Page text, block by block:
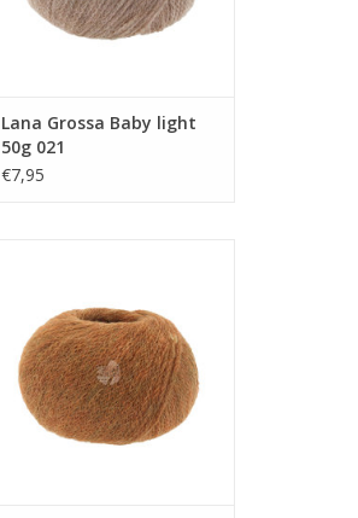
Lana Grossa Baby light
50g 021
€7,95